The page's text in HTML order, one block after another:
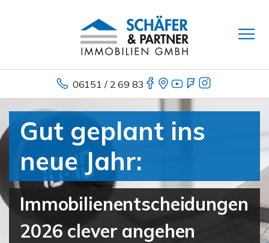
06151 / 2 69 83
Gut geplant ins
neue Jahr:
Immobilienentscheidungen
2026 clever angehen